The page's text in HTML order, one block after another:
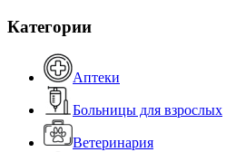
Категории
Аптеки
Больницы для взрослых
Ветеринария